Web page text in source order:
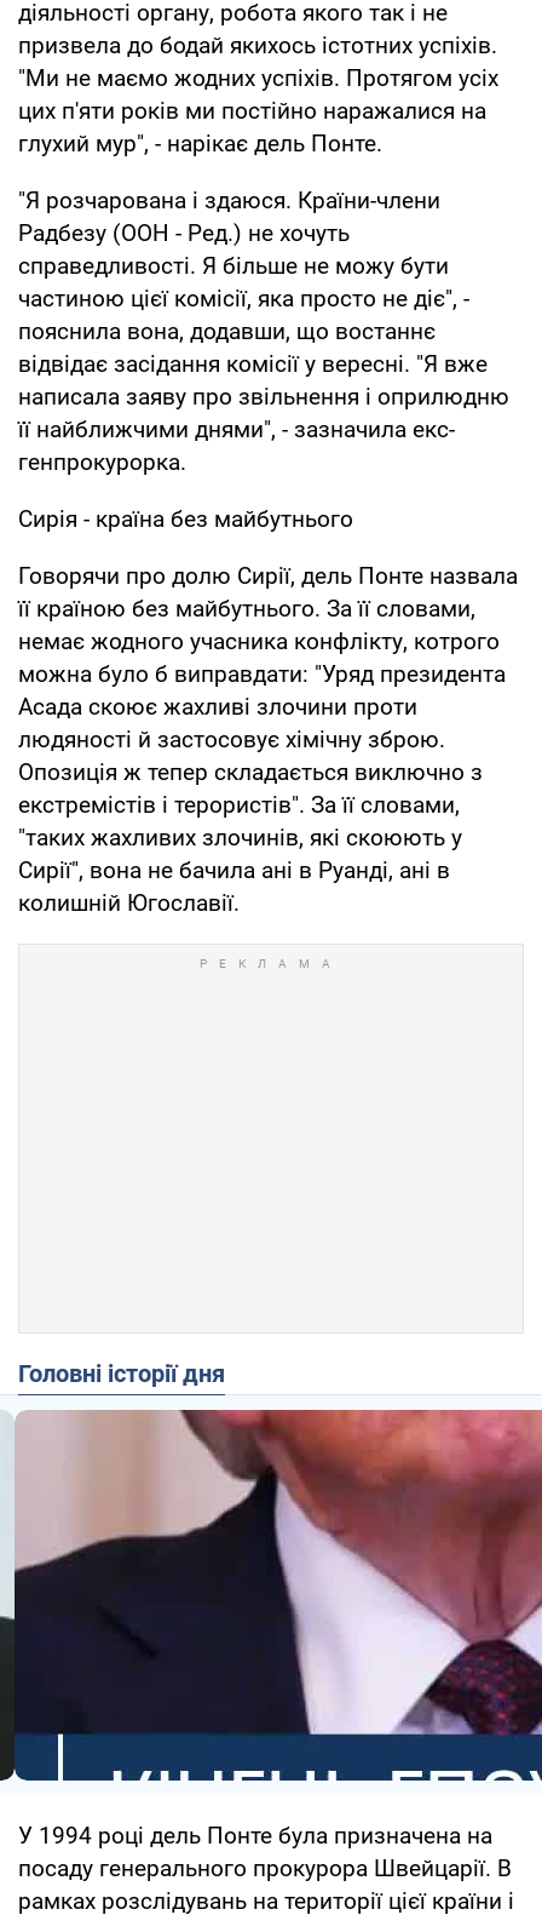
діяльності органу, робота якого так і не
призвела до бодай якихось істотних успіхів.
"Ми не маємо жодних успіхів. Протягом усіх
цих п'яти років ми постійно наражалися на
глухий мур", - нарікає дель Понте.
"Я розчарована і здаюся. Країни-члени
Радбезу (ООН - Ред.) не хочуть
справедливості. Я більше не можу бути
частиною цієї комісії, яка просто не діє", -
пояснила вона, додавши, що востаннє
відвідає засідання комісії у вересні. "Я вже
написала заяву про звільнення і оприлюдню
її найближчими днями", - зазначила екс-
генпрокурорка.
Сирія - країна без майбутнього
Говорячи про долю Сирії, дель Понте назвала
її країною без майбутнього. За її словами,
немає жодного учасника конфлікту, котрого
можна було б виправдати: "Уряд президента
Асада скоює жахливі злочини проти
людяності й застосовує хімічну зброю.
Опозиція ж тепер складається виключно з
екстремістів і терористів". За її словами,
"таких жахливих злочинів, які скоюють у
Сирії", вона не бачила ані в Руанді, ані в
колишній Югославії.
Головні історії дня
У 1994 році дель Понте була призначена на
посаду генерального прокурора Швейцарії. В
рамках розслідувань на території цієї країни і